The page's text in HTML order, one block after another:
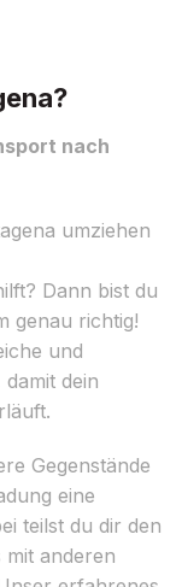
nach
umziehen
Dann bist du
genau richtig!
und
dein
Gegenstände
eine
teilst du dir den
anderen